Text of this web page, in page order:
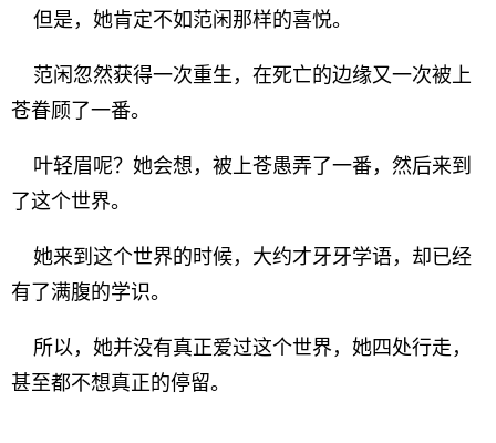
但是，她肯定不如范闲那样的喜悦。
范闲忽然获得一次重生，在死亡的边缘又一次被上
苍眷顾了一番。
叶轻眉呢？她会想，被上苍愚弄了一番，然后来到
了这个世界。
她来到这个世界的时候，大约才牙牙学语，却已经
有了满腹的学识。
所以，她并没有真正爱过这个世界，她四处行走，
甚至都不想真正的停留。